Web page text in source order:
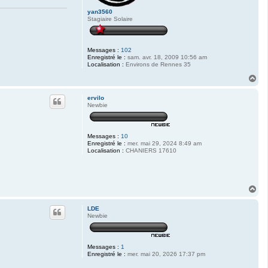
yan3560
Stagiaire Solaire
Messages : 102
Enregistré le : sam. avr. 18, 2009 10:56 am
Localisation : Environs de Rennes 35
ervilo
Newbie
Messages : 10
Enregistré le : mer. mai 29, 2024 8:49 am
Localisation : CHANIERS 17610
LDE
Newbie
Messages : 1
Enregistré le : mer. mai 20, 2026 17:37 pm